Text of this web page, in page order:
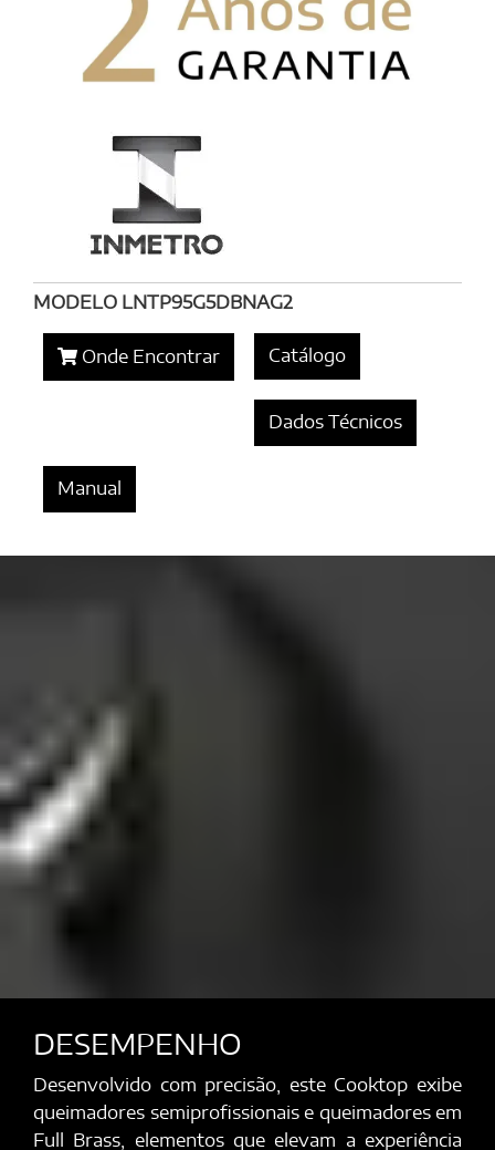
MODELO LNTP95G5DBNAG2
Onde Encontrar Catálogo
Dados Técnicos
Manual
DESEMPENHO
Desenvolvido com precisão, este Cooktop exibe
queimadores semiprofissionais e queimadores em
Full Brass, elementos que elevam a experiência